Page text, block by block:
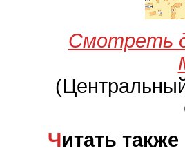
Смотреть
Читать также